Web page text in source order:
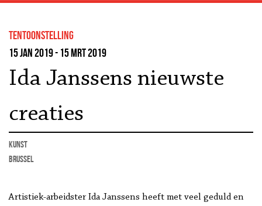
Steun ons
Aktief
tentoonstelling
15 jan 2019 - 15 mrt 2019
Ida Janssens nieuwste
creaties
kunst
Brussel
Artistiek-arbeidster Ida Janssens heeft met veel geduld en